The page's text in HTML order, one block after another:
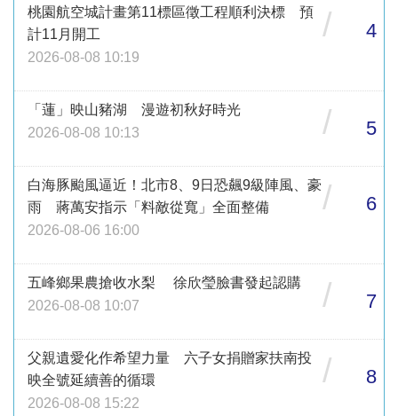
桃園航空城計畫第11標區徵工程順利決標 預
計11月開工
2026-08-08 10:19
/ 4
「蓮」映山豬湖 漫遊初秋好時光
2026-08-08 10:13
/ 5
白海豚颱風逼近！北市8、9日恐飆9級陣風、豪
雨 蔣萬安指示「料敵從寬」全面整備
2026-08-06 16:00
/ 6
五峰鄉果農搶收水梨 徐欣瑩臉書發起認購
2026-08-08 10:07
/ 7
父親遺愛化作希望力量 六子女捐贈家扶南投
映全號延續善的循環
2026-08-08 15:22
/ 8